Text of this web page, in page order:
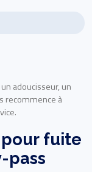
adoucisseur, un
recommence à
pour fuite
pass